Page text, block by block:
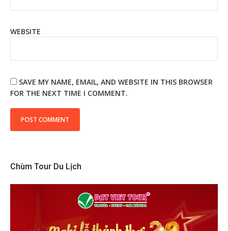
WEBSITE
SAVE MY NAME, EMAIL, AND WEBSITE IN THIS BROWSER
FOR THE NEXT TIME I COMMENT.
Chùm Tour Du Lịch